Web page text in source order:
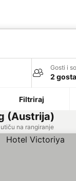
Gosti i
2
Filtriraj
(Austrija)
na rangiranje